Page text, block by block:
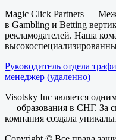
Magic Click Partners —
в Gambling и Betting
рекламодателей. Наша
Руководитель отдела
менеджер (удаленно)
Visotsky Inc является
— образования в СНГ. За
компания создала